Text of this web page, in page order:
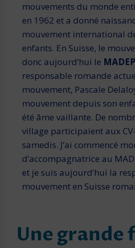
mouvements du monde
en 1962 et a donné
mouvement international
enfants. En Suisse, le
donc aujourd’hui le
responsable romande
mouvement, Pascale
mouvement depuis son
été âme vaillante. De
village participaient aux
samedis. J’ai commencé
d’accompagnatrice au
et je suis aujourd’hui la
mouvement en Suisse
Une grande